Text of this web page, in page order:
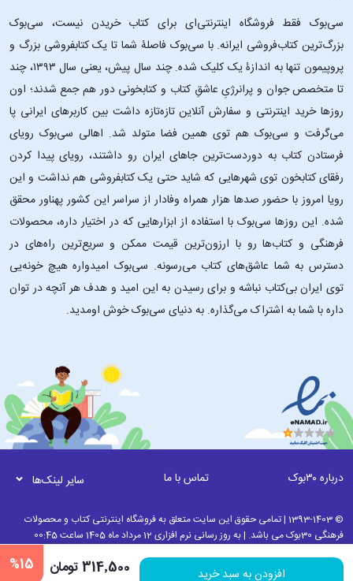
افزودن به سبد خرید 314٬500 تومان %15
سی‌بوک فقط فروشگاه اینترنتی‌ای برای کتاب خریدن نیست، سی‌بوک
بزرگ‌ترین کتاب‌فروشی ایرانه. با سی‌بوک فاصلۀ شما تا یک کتابفروشی بزرگ و
پروپیمون تنها به اندازۀ یک کلیک شده. چند سال پیش، یعنی سال ۱۳۹۳، چند
تا متخصص جوان و پرانرژیِ عاشقِ کتاب و کتابخونی دور هم جمع شدند؛ اون‌
روزها خرید اینترنتی و سفارش آنلاین تازه‌تازه داشت بین کاربرهای ایرانی پا
می‌گرفت و سی‌بوک هم توی همین فضا متولد شد. اهالی سی‌بوک رویای
فرستادن کتاب به دوردست‌ترین جاهای ایران رو داشتند، رویای پیدا کردن
رفقای کتابخون توی شهرهایی که شاید حتی یک کتابفروشی هم نداشت و این
رویا امروز با حضور صدها هزار همراه وفادار از سراسر این کشور پهناور محقق
شده. این ‌روزها سی‌بوک با استفاده از ابزارهایی که در اختیار داره، محصولات
فرهنگی و کتاب‌ها رو با ارزون‌ترین قیمت ممکن و سریع‌ترین راه‌های در
دسترس به شما عاشق‌های کتاب می‌رسونه. سی‌بوک امیدواره هیچ خونه‌یی
توی ایران بی‌کتاب نباشه و برای رسیدن به این امید و هدف هر آنچه در توان
داره با شما به اشتراک می‌گذاره. به دنیای سی‌بوک خوش اومدید.
درباره ۳۰بوک تماس با ما سایر لینک‌ها
© 1393-1403 | تمامی حقوق این سایت متعلق به فروشگاه اینترنتی کتاب و محصولات
فرهنگی 30بوک می باشد. | به روز رسانی نرم افزاری 12 مرداد ماه 1405 ساعت 00:45